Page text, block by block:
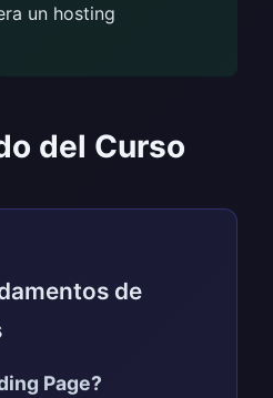
un hosting
del Curso
de
Page?